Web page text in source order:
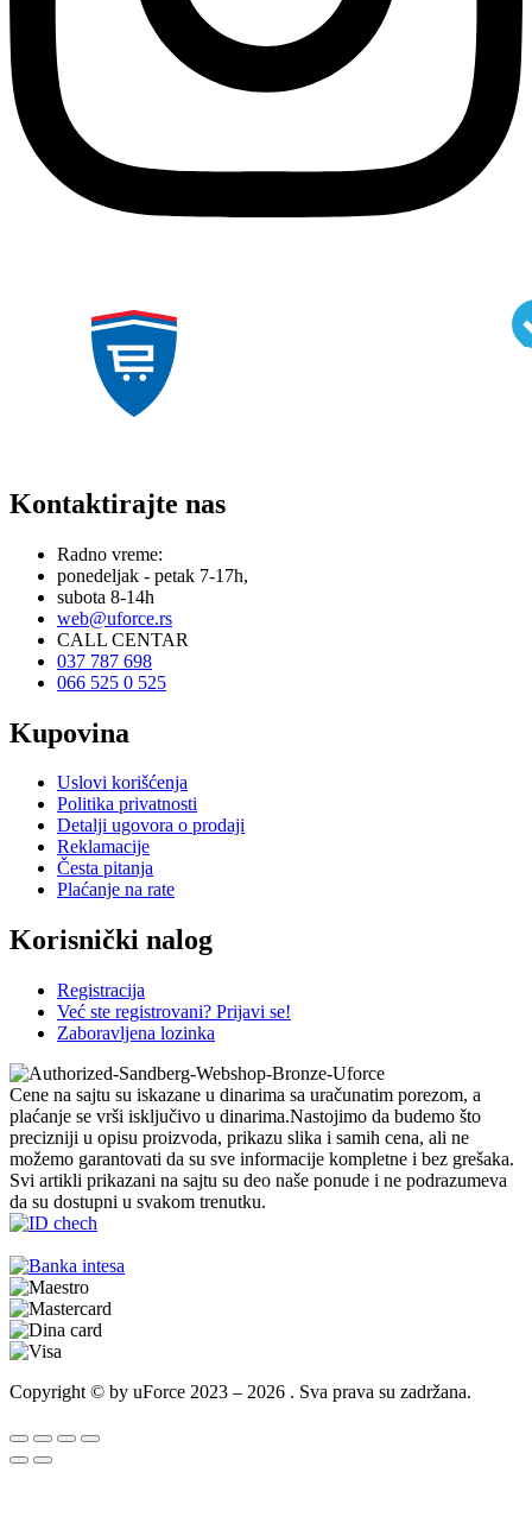
Kontaktirajte nas
Radno vreme:
ponedeljak - petak 7-17h,
subota 8-14h
web@uforce.rs
CALL CENTAR
037 787 698
066 525 0 525
Kupovina
Uslovi korišćenja
Politika privatnosti
Detalji ugovora o prodaji
Reklamacije
Česta pitanja
Plaćanje na rate
Korisnički nalog
Registracija
Već ste registrovani? Prijavi se!
Zaboravljena lozinka
Cene na sajtu su iskazane u dinarima sa uračunatim porezom, a
plaćanje se vrši isključivo u dinarima.Nastojimo da budemo što
precizniji u opisu proizvoda, prikazu slika i samih cena, ali ne
možemo garantovati da su sve informacije kompletne i bez grešaka.
Svi artikli prikazani na sajtu su deo naše ponude i ne podrazumeva
da su dostupni u svakom trenutku.
Copyright © by uForce 2023 – 2026 . Sva prava su zadržana.